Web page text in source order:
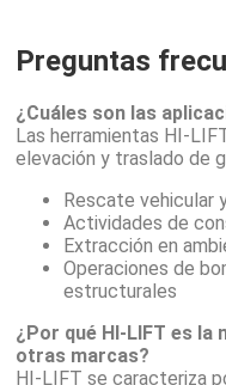
Preguntas
¿Cuáles son las
Las herramientas HI-
elevación y traslado de
Rescate vehicular
Actividades de
Extracción en
Operaciones de
estructurales
¿Por qué HI-LIFT es
otras marcas?
HI-LIFT se caracteriza